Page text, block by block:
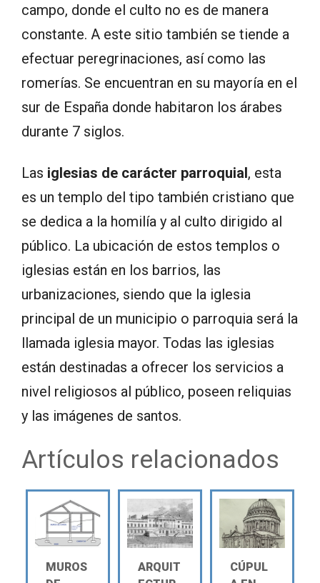
campo, donde el culto no es de manera
constante. A este sitio también se tiende a
efectuar peregrinaciones, así como las
romerías. Se encuentran en su mayoría en el
sur de España donde habitaron los árabes
durante 7 siglos.
Las iglesias de carácter parroquial, esta
es un templo del tipo también cristiano que
se dedica a la homilía y al culto dirigido al
público. La ubicación de estos templos o
iglesias están en los barrios, las
urbanizaciones, siendo que la iglesia
principal de un municipio o parroquia será la
llamada iglesia mayor. Todas las iglesias
están destinadas a ofrecer los servicios a
nivel religiosos al público, poseen reliquias
y las imágenes de santos.
Artículos relacionados
MUROS
ARQUIT
CÚPUL